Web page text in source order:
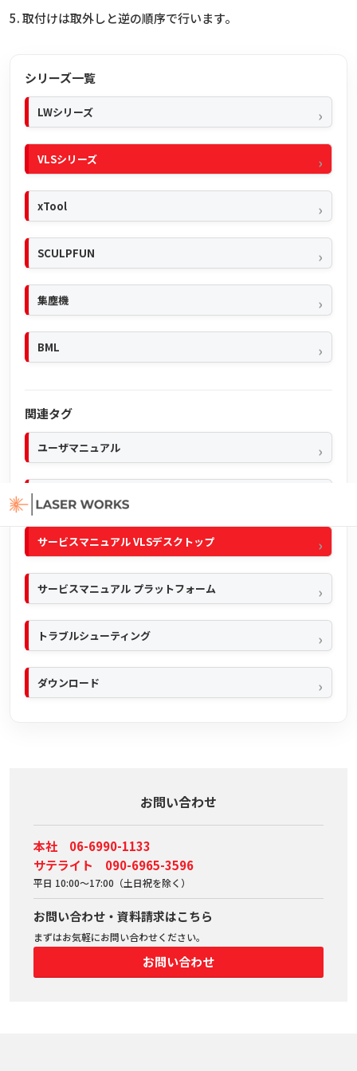
5. 取付けは取外しと逆の順序で行います。
シリーズ一覧
LWシリーズ
VLSシリーズ
xTool
SCULPFUN
集塵機
BML
関連タグ
ユーザマニュアル
サービスマニュアル VLSデスクトップ
サービスマニュアル プラットフォーム
トラブルシューティング
ダウンロード
お問い合わせ
本社 06-6990-1133
サテライト 090-6965-3596
平日 10:00～17:00（土日祝を除く）
お問い合わせ・資料請求はこちら
まずはお気軽にお問い合わせください。
お問い合わせ